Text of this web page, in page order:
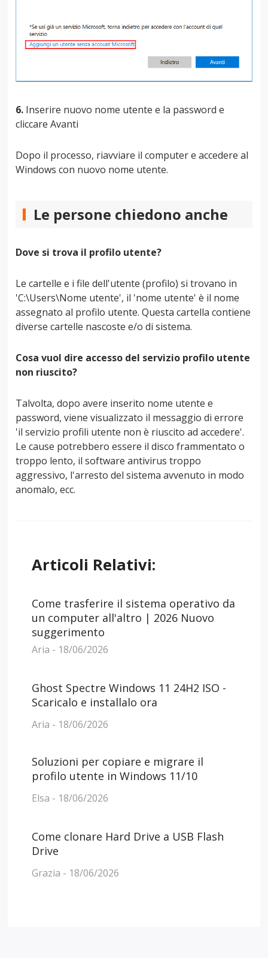
6. Inserire nuovo nome utente e la password e
cliccare Avanti
Dopo il processo, riavviare il computer e accedere al
Windows con nuovo nome utente.
Le persone chiedono anche
Dove si trova il profilo utente?
Le cartelle e i file dell'utente (profilo) si trovano in
'C:\Users\Nome utente', il 'nome utente' è il nome
assegnato al profilo utente. Questa cartella contiene
diverse cartelle nascoste e/o di sistema.
Cosa vuol dire accesso del servizio profilo utente
non riuscito?
Talvolta, dopo avere inserito nome utente e
password, viene visualizzato il messaggio di errore
'il servizio profili utente non è riuscito ad accedere'.
Le cause potrebbero essere il disco frammentato o
troppo lento, il software antivirus troppo
aggressivo, l'arresto del sistema avvenuto in modo
anomalo, ecc.
Articoli Relativi:
Come trasferire il sistema operativo da
un computer all'altro | 2026 Nuovo
suggerimento
Aria - 18/06/2026
Ghost Spectre Windows 11 24H2 ISO -
Scaricalo e installalo ora
Aria - 18/06/2026
Soluzioni per copiare e migrare il
profilo utente in Windows 11/10
Elsa - 18/06/2026
Come clonare Hard Drive a USB Flash
Drive
Grazia - 18/06/2026